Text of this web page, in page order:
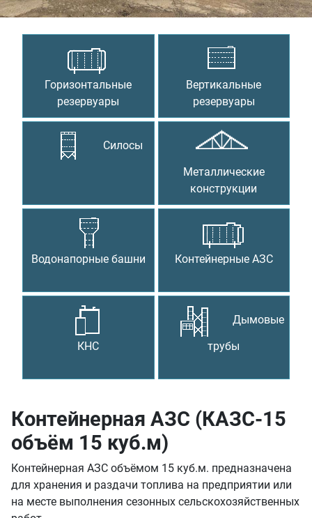
Горизонтальные
резервуары
Вертикальные
резервуары
Силосы
Металлические
конструкции
Водонапорные башни Контейнерные АЗС
КНС
Дымовые
трубы
Контейнерная АЗС (КАЗС-15
объём 15 куб.м)
Контейнерная АЗС объёмом 15 куб.м. предназначена
для хранения и раздачи топлива на предприятии или
на месте выполнения сезонных сельскохозяйственных